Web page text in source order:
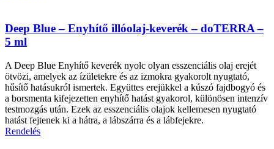
Deep Blue – Enyhítő illóolaj-keverék – doTERRA –
5 ml
A Deep Blue Enyhítő keverék nyolc olyan esszenciális olaj erejét
ötvözi, amelyek az ízületekre és az izmokra gyakorolt nyugtató,
hűsítő hatásukról ismertek. Együttes erejükkel a kúszó fajdbogyó és
a borsmenta kifejezetten enyhítő hatást gyakorol, különösen intenzív
testmozgás után. Ezek az esszenciális olajok kellemesen nyugtató
hatást fejtenek ki a hátra, a lábszárra és a lábfejekre.
Rendelés